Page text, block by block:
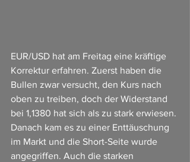
EUR/USD hat am Freitag eine kräftige
Korrektur erfahren. Zuerst haben die
Bullen zwar versucht, den Kurs nach
oben zu treiben, doch der Widerstand
bei 1,1380 hat sich als zu stark erwiesen.
Danach kam es zu einer Enttäuschung
im Markt und die Short-Seite wurde
angegriffen. Auch die starken